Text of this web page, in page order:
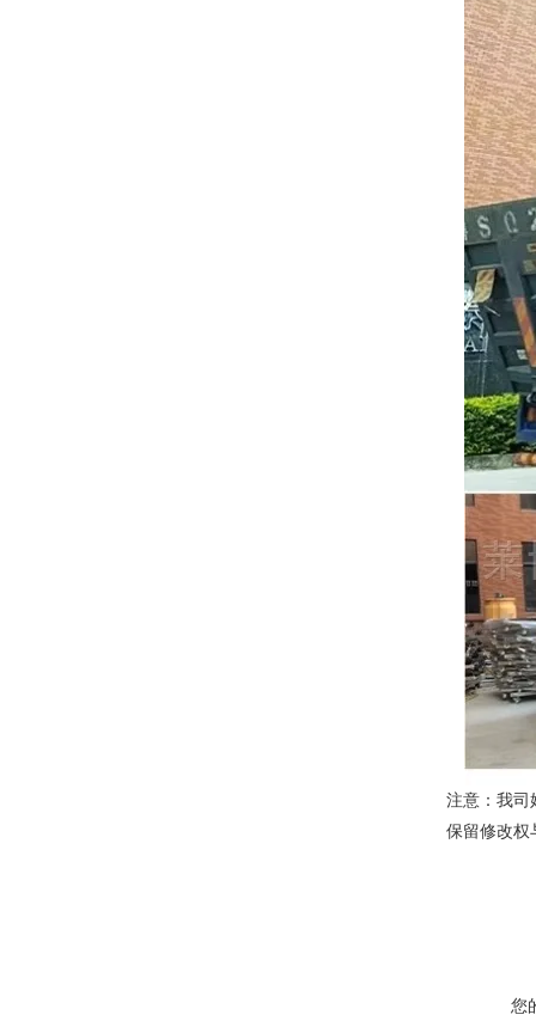
注意：我司
保留修改权
您